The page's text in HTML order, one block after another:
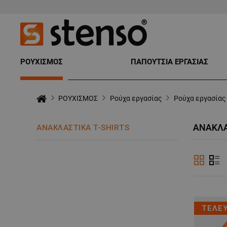
ΡΟΥΧΙΣΜΟΣ ΠΑΠΟΥΤΣΙΑ ΕΡΓΑΣΙΑΣ
ΡΟΥΧΙΣΜΟΣ Ρούχα εργασίας Ρούχα
ΑΝΑΚΛΑΣΤΙΚΆ T-SHIRTS